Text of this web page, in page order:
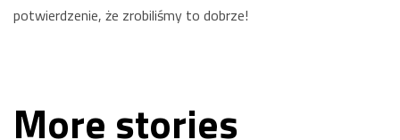
potwierdzenie, że zrobiliśmy to dobrze!
More stories